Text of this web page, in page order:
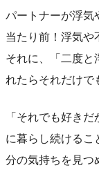
パートナーが浮気
当たり前！浮気や
それに、「二度と
れたらそれだけで
「それでも好き
に暮らし続けるこ
分の気持ちを見つ